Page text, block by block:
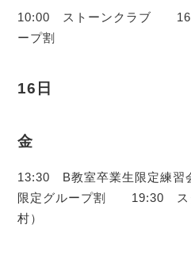
10:00 ストーンクラブ
ープ割
16日
金
13:30 B教室卒業生限定練
限定グループ割 19:30 ス
村）